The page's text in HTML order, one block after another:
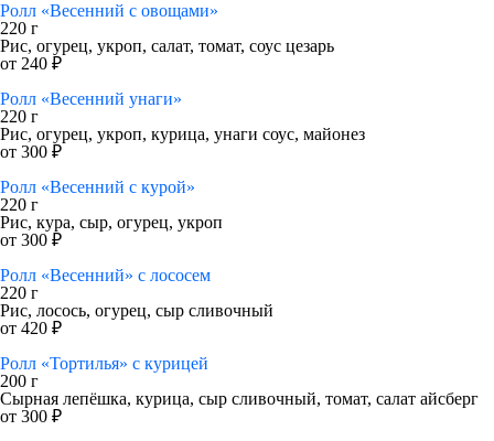
Ролл «Весенний с овощами»
220 г
Рис, огурец, укроп, салат, томат, соус цезарь
от 240 ₽
Ролл «Весенний унаги»
220 г
Рис, огурец, укроп, курица, унаги соус, майонез
от 300 ₽
Ролл «Весенний с курой»
220 г
Рис, кура, сыр, огурец, укроп
от 300 ₽
Ролл «Весенний» с лососем
220 г
Рис, лосось, огурец, сыр сливочный
от 420 ₽
Ролл «Тортилья» с курицей
200 г
Сырная лепёшка, курица, сыр сливочный, томат, салат айсберг
от 300 ₽